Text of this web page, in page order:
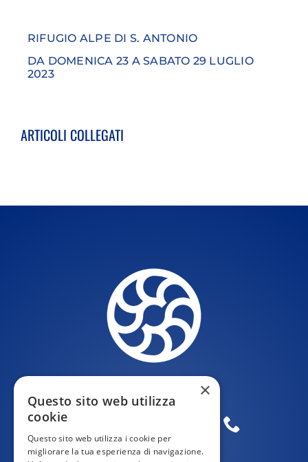
RIFUGIO ALPE DI S. ANTONIO
DA DOMENICA 23 A SABATO 29 LUGLIO
2023
ARTICOLI COLLEGATI
×
Questo sito web utilizza
cookie
Questo sito web utilizza i cookie per
migliorare la tua esperienza di navigazione.